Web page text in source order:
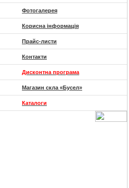
Фотогалерея
Корисна інформація
Прайс-листи
Контакти
Дисконтна програма
Магазин скла «Бусел»
Каталоги